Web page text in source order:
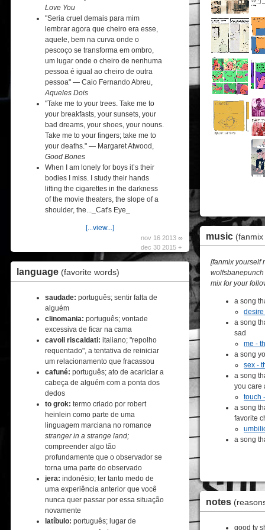
Love You
"Seria cruel demais para mim
lembrar agora que cheiro era esse,
aquele, bem na curva onde o
pescoço se transforma em ombro,
um lugar onde o cheiro de nenhuma
pessoa é igual ao cheiro de outra
pessoa" — Caio Fernando Abreu,
Aqueles Dois
"Take me to your trees. Take me to
your breakfasts, your sunsets, your
bad dreams, your shoes, your nouns.
Take me to your fingers; take me to
your deaths." — Margaret Atwood,
Good Bones
When I am lonely for boys it’s their
bodies I miss. I study their hands
lifting the cigarettes in the darkness
of the movie theaters, the slope of a
shoulder, the..._Cat's Eye_
[...view...]
nov 16 2013 ∞
dec 30 2015 +
language (favorite words)
saudade: português; sentir falta de
alguém
clinomania: português; vontade
excessiva de ficar na cama
cavoli riscaldati: italiano; "repolho
requentado", a tentativa de reiniciar
um relacionamento que fracassou
cafuné: português; ato de acariciar a
cabeça de alguém com a ponta dos
dedos
to grok: termo criado por robert
heinlein como parte de uma
linguagem marciana no romance
stranger in a strange land;
compreender algo tão
profundamente que o observador se
torna uma parte do observado
jera: indonésio; ter tanto medo de
uma experiência anterior que você
nunca quer passar por essa situação
novamente
latíbulo: português; lugar de
music
[fanmix yourself
mix for your
a song
desire
a song
sad
me -
a song
sex -
a song
you care
touch
a song
favorite
a song
notes
good tv